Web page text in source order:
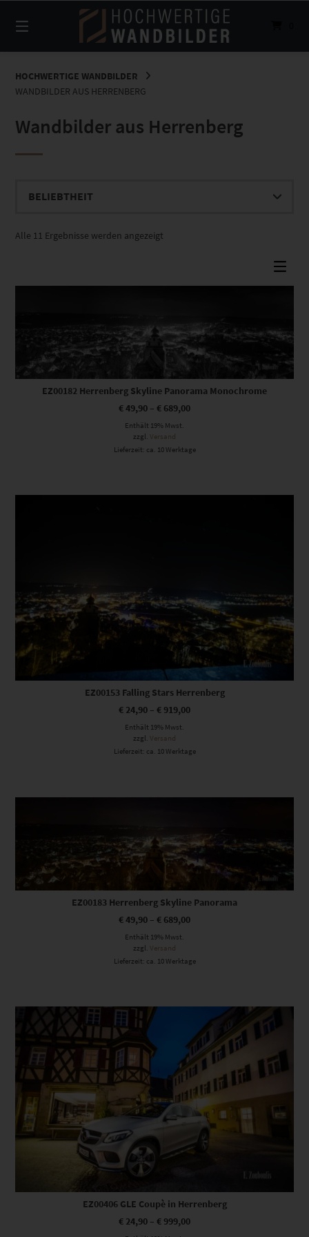
zum
Inhalt
HOCHWERTIGE WANDBILDER
WANDBILDER AUS HERRENBERG
Wandbilder aus Herrenberg
Alle 11 Ergebnisse werden angezeigt
Dieses Produkt weist mehrere Varianten auf. Die Optionen können auf der Produktseite gewählt werden
EZ00182 Herrenberg Skyline Panorama Monochrome
€49,90 – € 689,00
Enthält 19% Mwst.
zzgl.
Versand
Lieferzeit: ca. 10 Werktage
Dieses Produkt weist mehrere Varianten auf. Die Optionen können auf der Produktseite gewählt werden
EZ00153 Falling Stars Herrenberg
€ 24,90 – € 919,00
Enthält 19% Mwst.
zzgl. Versand
Lieferzeit: ca. 10 Werktage
Dieses Produkt weist mehrere Varianten auf. Die Optionen können auf der Produktseite gewählt werden
EZ00183 Herrenberg Skyline Panorama
€49,90 – € 689,00
Enthält 19% Mwst.
zzgl.
Versand
Lieferzeit: ca. 10 Werktage
Dieses Produkt weist mehrere Varianten auf. Die Optionen können auf der Produktseite gewählt werden
EZ00406 GLE Coupè in Herrenberg
€ 24,90 – € 999,00